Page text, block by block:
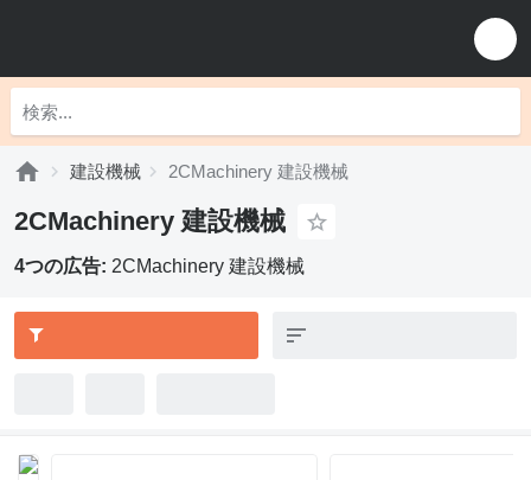
建設機械 2CMachinery 建設機械
2CMachinery 建設機械
4つの広告: 2CMachinery 建設機械